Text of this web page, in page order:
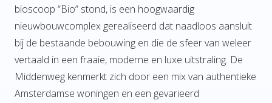
bioscoop “Bio” stond, is een hoogwaardig
nieuwbouwcomplex gerealiseerd dat naadloos aansluit
bij de bestaande bebouwing en die de sfeer van weleer
vertaald in een fraaie, moderne en luxe uitstraling. De
Middenweg kenmerkt zich door een mix van authentieke
Amsterdamse woningen en een gevarieerd